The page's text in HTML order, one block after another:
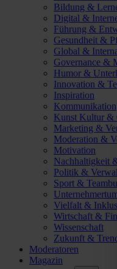
Bildung &
Digital &
Führung &
Gesundheit &
Global &
Governance &
Humor &
Innovation &
Inspiration
Kommunikation
Kunst Kultur &
Marketing &
Moderation &
Motivation
Nachhaltigkeit
Politik &
Sport &
Vielfalt &
Wirtschaft &
Wissenschaft
Zukunft &
Moderatoren
Magazin